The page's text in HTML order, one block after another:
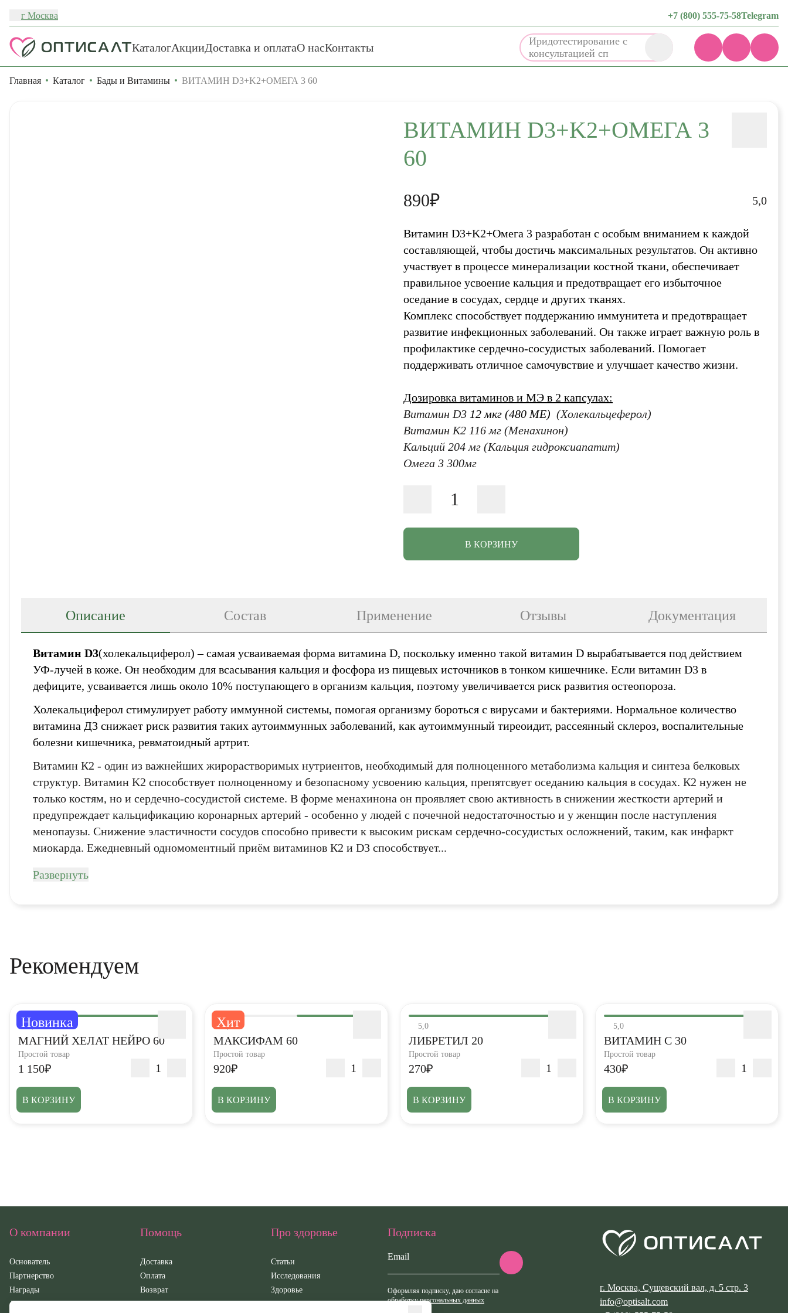
г Москва +7 (800) 555-75-58Telegram
Иридотестирование с
консуль
КаталогАкцииДоставка и оплатаО насКонтакты
Главная Каталог Бады и Витамины ВИТАМИН D3+K2+ОМЕГА 3 60
ВИТАМИН D3+K2+ОМЕГА 3
60
5,0
890₽
В КОРЗИНУ
Витамин D3+K2+Омега 3 разработан с особым вниманием к каждой
составляющей, чтобы достичь максимальных результатов. Он активно
участвует в процессе минерализации костной ткани, обеспечивает
правильное усвоение кальция и предотвращает его избыточное
оседание в сосудах, сердце и других тканях.
Комплекс способствует поддержанию иммунитета и предотвращает
развитие инфекционных заболеваний. Он также играет важную роль в
профилактике сердечно-сосудистых заболеваний. Помогает
поддерживать отличное самочувствие и улучшает качество жизни.
Дозировка витаминов и МЭ в 2 капсулах:
Витамин D3 12 мкг (480 МЕ) (Холекальцеферол)
Витамин К2 116 мг (Менахинон)
Кальций 204 мг (Кальция гидроксиапатит)
Омега 3 300мг
Описание
Витамин D3(холекальциферол) – самая усваиваемая форма витамина D, поскольку именно такой витамин D вырабатывается под действием
УФ-лучей в коже. Он необходим для всасывания кальция и фосфора из пищевых источников в тонком кишечнике. Если витамин D3 в
дефиците, усваивается лишь около 10% поступающего в организм кальция, поэтому увеличивается риск развития остеопороза.
Холекальциферол стимулирует работу иммунной системы, помогая организму бороться с вирусами и бактериями. Нормальное количество
витамина Д3 снижает риск развития таких аутоиммунных заболеваний, как аутоиммунный тиреоидит, рассеянный склероз, воспалительные
болезни кишечника, ревматоидный артрит.
Витамин К2 - один из важнейших жирорастворимых нутриентов, необходимый для полноценного метаболизма кальция и синтеза белковых
структур. Витамин K2 способствует полноценному и безопасному усвоению кальция, препятсвует оседанию кальция в сосудах. К2 нужен не
только костям, но и сердечно-сосудистой системе. В форме менахинона он проявляет свою активность в снижении жесткости артерий и
предупреждает кальцификацию коронарных артерий - особенно у людей с почечной недостаточностью и у женщин после наступления
менопаузы. Снижение эластичности сосудов способно привести к высоким рискам сердечно-сосудистых осложнений, таким, как инфаркт
миокарда. Ежедневный одномоментный приём витаминов К2 и D3 способствует...
Развернуть
Состав Применение Отзывы Документация
Рекомендуем
Новинка
5,0
МАГНИЙ ХЕЛАТ НЕЙРО 60
Простой товар
1 150₽
В КОРЗИНУ
Хит
5,0
МАКСИФАМ 60
Простой товар
920₽
В КОРЗИНУ
5,0
ЛИБРЕТИЛ 20
Простой товар
270₽
В КОРЗИНУ
5,0
ВИТАМИН С 30
Простой товар
430₽
В КОРЗИНУ
г. Москва, Сущевский вал, д. 5 стр. 3
info@optisalt.com
Подписка
Email
Оформляя подписку, даю согласие на
обработку персональных данных
О компании
Основатель
Партнерство
Награды
Документация
Помощь
Доставка
Оплата
Возврат
Про здоровье
Статьи
Исследования
Здоровье
Email
пользовательского соглашения
политикой конфиденциальности.
КУПИТЬ ОТМЕНИТЬ
Телефон
Введите корректное значение
Код подтверждения
Введите корректное значение
Email
Введите корректное значение
Пароль
Введите корректное значение
Ваш город
Фамилия Имя
Телефон
политикой конфиденциальности.
Фамилия Имя
Телефон
конфиденциальности.
КУПИТЬ